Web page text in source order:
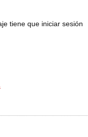
tiene que iniciar sesión